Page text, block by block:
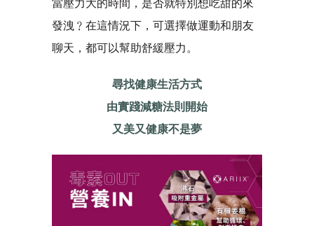
當壓力大的時間，是否就特別想吃甜的來
發洩﹖在這情況下，可選擇做運動和朋友
聊天，都可以幫助舒緩壓力。
尋找健康生活方式
由實踐減糖法則開始
又美又健康不是夢